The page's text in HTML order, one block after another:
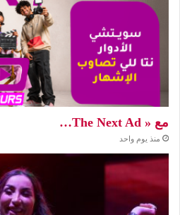
مع « The Next Ad…
منذ يوم واحد